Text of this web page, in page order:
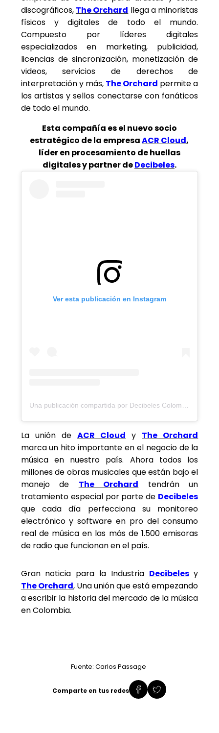
discográficos, The Orchard llega a minoristas
físicos y digitales de todo el mundo.
Compuesto por líderes digitales
especializados en marketing, publicidad,
licencias de sincronización, monetización de
videos, servicios de derechos de
interpretación y más, The Orchard permite a
los artistas y sellos conectarse con fanáticos
de todo el mundo.
Esta compañía es el nuevo socio
estratégico de la empresaACR Cloud,
líder en procesamiento de huellas
digitales y partner deDecibeles.
Ver esta publicación en Instagram
La unión de ACR Cloud y The Orchard
marca un hito importante en el negocio de la
música en nuestro país. Ahora todos los
millones de obras musicales que están bajo el
manejo de The Orchard tendrán un
tratamiento especial por parte de Decibeles
que cada día perfecciona su monitoreo
electrónico y software en pro del consumo
real de música en las más de 1.500 emisoras
de radio que funcionan en el país.
Gran noticia para la Industria Decibelesy
The Orchard, Una unión que está empezando
a escribir la historia del mercado de la música
en Colombia.
Fuente: Carlos Passage
Comparte en tus redes